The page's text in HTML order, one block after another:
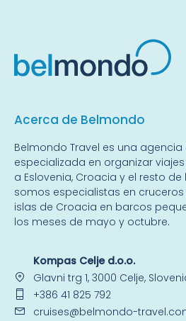
Acerca de Belmondo
Belmondo Travel es una agencia
especializada en organizar
a Eslovenia, Croacia y el resto de
somos especialistas en
islas de Croacia en barcos
los meses de mayo y octubre.
Kompas Celje d.o.o.
Glavni trg 1, 3000 Celje,
+386 41 825 792
cruises@belmondo-